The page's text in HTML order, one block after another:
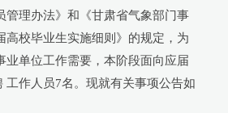
管理办法》和《甘肃省气象部门事
高校毕业生实施细则》的规定，为
业单位工作需要，本阶段面向应届
工作人员7名。现就有关事项公告如